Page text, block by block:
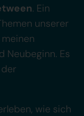
. Ein
unserer
Neubeginn. Es
wie sich